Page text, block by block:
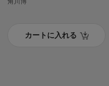
カートに入れる